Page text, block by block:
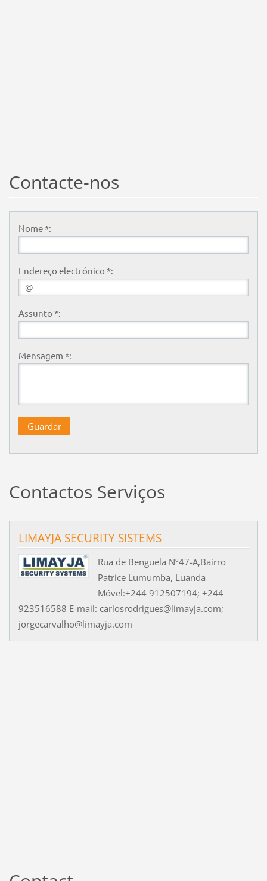
Contacte-nos
Nome *:
Endereço electrónico *:
Assunto *:
Mensagem *:
Contactos Serviços
LIMAYJA SECURITY SISTEMS
Rua de Benguela Nº47-A,Bairro
Patrice Lumumba, Luanda
Móvel:+244 912507194; +244
923516588 E-mail: carlosrodrigues@limayja.com;
jorgecarvalho@limayja.com